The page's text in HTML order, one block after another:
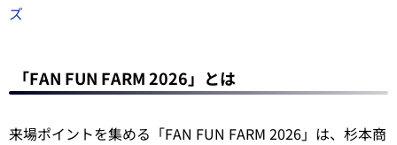
ズ
「FAN FUN FARM 2026」とは
来場ポイントを集める「FAN FUN FARM 2026」は、杉本商